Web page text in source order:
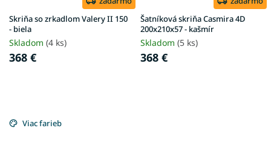
Skriňa so zrkadlom Valery II 150
- biela
Skladom (4 ks)
368 €
Šatníková skriňa Casmira 4D
200x210x57 - kašmír
Skladom (5 ks)
368 €
Viac farieb